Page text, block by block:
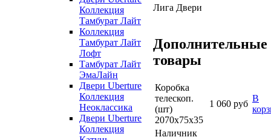
Коллекция
Тамбурат Лайт
Коллекция
Тамбурат Лайт
Лофт
Тамбурат Лайт
ЭмаЛайн
Двери Uberture
Коллекция
Неоклассика
Двери Uberture
Коллекция
Лига Двери
Дополнительные
товары
Коробка
телескоп.
(шт)
2070х75х35
1 060 руб
В
Наличник